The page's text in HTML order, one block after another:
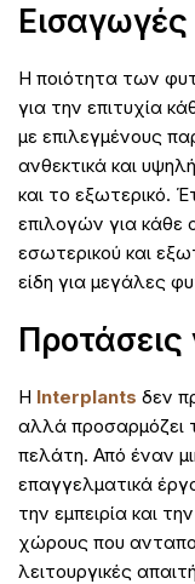
Η ποιότητα των
για την επιτυχία
με επιλεγμένους
ανθεκτικά και
και το εξωτερικό.
επιλογών για κάθε
εσωτερικού και
είδη για μεγάλες
Η Interplants δεν
αλλά προσαρμόζει
πελάτη. Από έναν
επαγγελματικά
την εμπειρία και
χώρους που
λειτουργικές